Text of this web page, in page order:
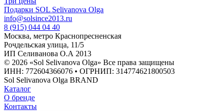
Подарки SOL Selivanova Olga
info@solsince2013.ru
8 (915) 044 04 40
Москва, метро Краснопресненская
Рочдельская улица, 11/5
ИП Селиванова О.А 2013
© 2026 «Sol Selivanova Olga» Все права защищены
ИНН: 772604366076 • ОГРНИП: 314774621800503
Sol Selivanova Olga BRAND
Каталог
О бренде
Контакты